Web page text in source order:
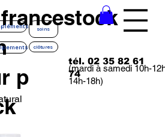
clôtures
soins
p
tél. 02 35 82 61
74
(mardi à samedi 10h-
14h-18h)